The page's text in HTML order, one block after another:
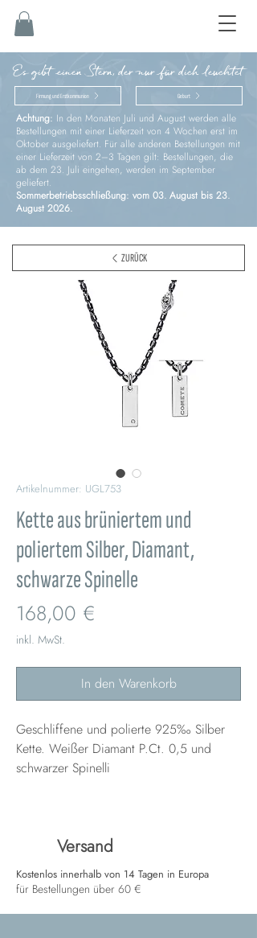
Es gibt einen Stern, der nur für dich leuchtet
Firmung und Erstkommunion Geburt
Achtung: In den Monaten Juli und August werden alle
Bestellungen mit einer Lieferzeit von 4 Wochen erst im
Oktober ausgeliefert. Für alle anderen Bestellungen mit
einer Lieferzeit von 2–3 Tagen gilt: Bestellungen, die
ab dem 23. Juli eingehen, werden im September
geliefert.
Sommerbetriebsschließung: vom 03. August bis 23.
August 2026.
Artikelnummer: UGL753
Kette aus brüniertem und
poliertem Silber, Diamant,
schwarze Spinelle
168,00 €
inkl. MwSt.
In den Warenkorb
Geschliffene und polierte 925‰ Silber
Kette. Weißer Diamant P.Ct. 0,5 und
schwarzer Spinelli
ZURÜCK
Versand
Kostenlos innerhalb von 14 Tagen in Europa
für Bestellungen über 60 €